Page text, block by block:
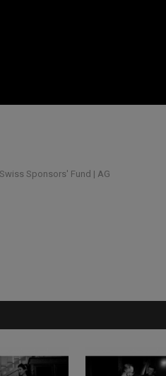
Sponsors' Fund | AG